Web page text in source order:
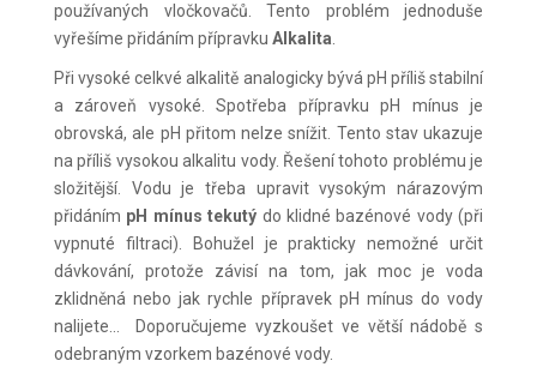
používaných vločkovačů. Tento problém jednoduše
vyřešíme přidáním přípravku Alkalita
Při vysoké celkvé alkalitě analogicky bývá pH příliš stabilní
a zároveň vysoké. Spotřeba přípravku pH mínus je
obrovská, ale pH přitom nelze snížit. Tento stav ukazuje
na příliš vysokou alkalitu vody. Řešení tohoto problému je
složitější. Vodu je třeba upravit vysokým nárazovým
přidáním pH mínus tekutý do klidné bazénové vody (při
vypnuté filtraci). Bohužel je prakticky nemožné určit
dávkování, protože závisí na tom, jak moc je voda
zklidněná nebo jak rychle přípravek pH mínus do vody
nalijete... Doporučujeme vyzkoušet ve větší nádobě s
odebraným vzorkem bazénové vody.